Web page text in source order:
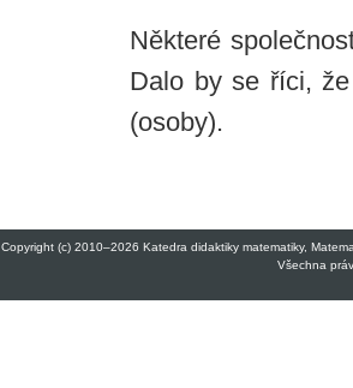
Některé
Dalo by se říci,
(osoby).
Copyright (c) 2010–2026 Katedra didaktiky matematiky,
Všechna